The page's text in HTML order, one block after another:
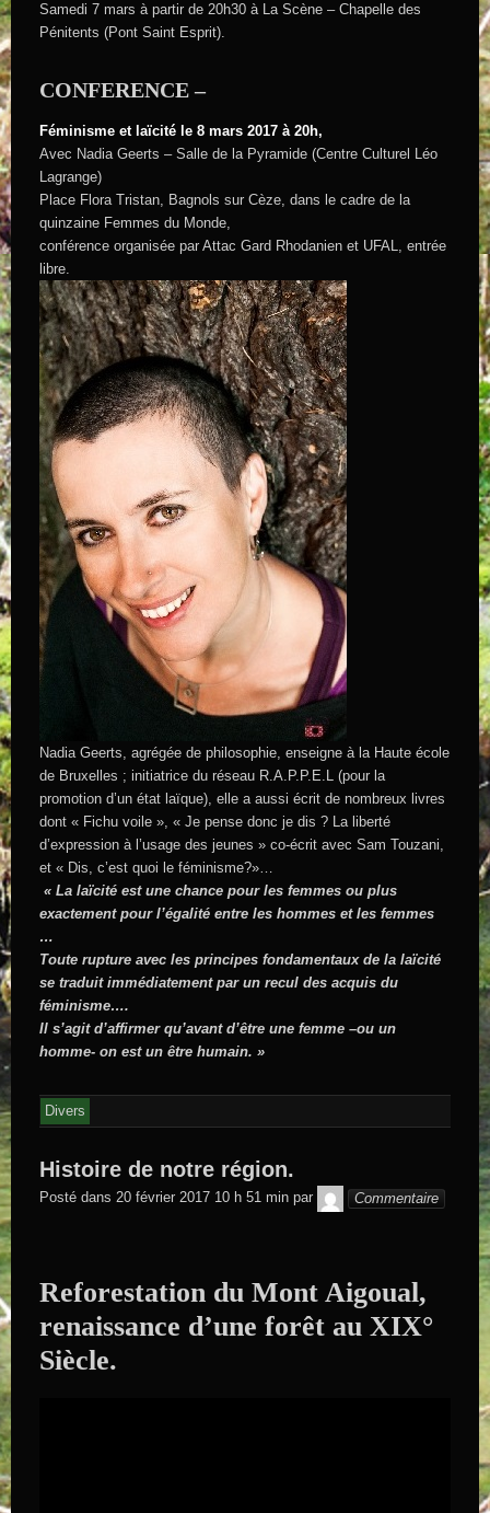
Samedi 7 mars à partir de 20h30 à La Scène – Chapelle des
Pénitents (Pont Saint Esprit).
CONFERENCE –
Féminisme et laïcité le 8 mars 2017 à 20h,
Avec Nadia Geerts – Salle de la Pyramide (Centre Culturel Léo
Lagrange)
Place Flora Tristan, Bagnols sur Cèze, dans le cadre de la
quinzaine Femmes du Monde,
conférence organisée par Attac Gard Rhodanien et UFAL, entrée
libre.
Nadia Geerts, agrégée de philosophie, enseigne à la Haute école
de Bruxelles ; initiatrice du réseau R.A.P.P.E.L (pour la
promotion d’un état laïque), elle a aussi écrit de nombreux livres
dont « Fichu voile », « Je pense donc je dis ? La liberté
d’expression à l’usage des jeunes » co-écrit avec Sam Touzani,
et « Dis, c’est quoi le féminisme?»…
« La laïcité est une chance pour les femmes ou plus
exactement pour l’égalité entre les hommes et les femmes
…
Toute rupture avec les principes fondamentaux de la laïcité
se traduit immédiatement par un recul des acquis du
féminisme….
Il s’agit d’affirmer qu’avant d’être une femme –ou un
homme- on est un être humain. »
Divers
Histoire de notre région.
Posté dans 20 février 2017 10 h 51 min par
GEGE DE
SAINTAND
Commentaire
Reforestation du Mont Aigoual,
renaissance d’une forêt au XIX°
Siècle.